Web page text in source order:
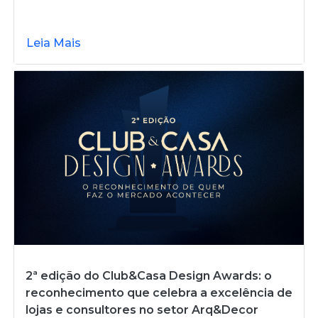
Leia Mais
2ª edição do Club&Casa Design Awards: o
reconhecimento que celebra a excelência de
lojas e consultores no setor Arq&Decor